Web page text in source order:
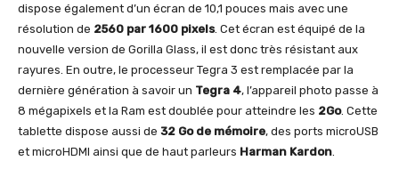
dispose également d’un écran de 10,1 pouces mais avec une
résolution de 2560 par 1600 pixels. Cet écran est équipé de la
nouvelle version de Gorilla Glass, il est donc très résistant aux
rayures. En outre, le processeur Tegra 3 est remplacée par la
dernière génération à savoir un Tegra 4, l’appareil photo passe à
8 mégapixels et la Ram est doublée pour atteindre les 2Go. Cette
tablette dispose aussi de 32 Go de mémoire, des ports microUSB
et microHDMI ainsi que de haut parleurs Harman Kardon